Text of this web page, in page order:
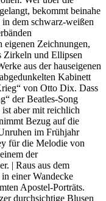
bekommt beinahe
dem schwarz-weißen
eigenen Zeichnungen,
Zirkeln und Ellipsen
aus der hauseigenen
Kabinett
von Otto Dix. Dass
der Beatles-Song
aber mit reichlich
Bezug auf die
im Frühjahr
für die Melodie von
der
| Raus aus dem
einer Wandecke
Apostel-Porträts.
durchsichtige Blusen